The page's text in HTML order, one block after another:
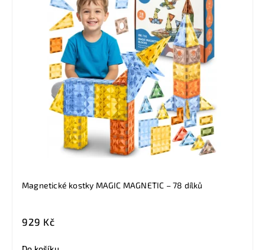
Magnetické kostky MAGIC MAGNETIC – 78 dílků
929 Kč